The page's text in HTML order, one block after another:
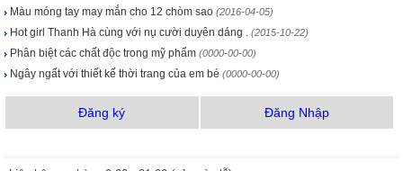
Màu móng tay may mắn cho 12 chòm sao (2016-04-05)
Hot girl Thanh Hà cùng với nụ cười duyên dáng . (2015-10-22)
Phân biệt các chất độc trong mỹ phẩm (0000-00-00)
Ngây ngất với thiết kế thời trang của em bé (0000-00-00)
Đăng ký Đăng Nhập